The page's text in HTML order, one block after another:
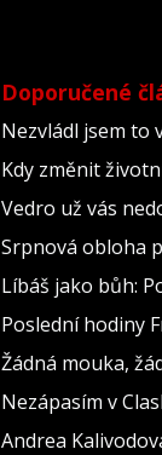
Doporučené
Nezvládl jsem to
Kdy změnit
Vedro už vás
Srpnová obloha
Líbáš jako bůh:
Poslední hodiny
Žádná mouka,
Nezápasím v
Andrea